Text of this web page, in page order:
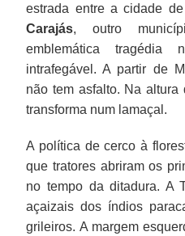
estrada entre a cidade de
Carajás, outro
emblemática
intrafegável. A partir de
não tem asfalto. Na altura
transforma num lamaçal.
A política de cerco à
que tratores abriram os
no tempo da ditadura. A
açaizais dos índios
grileiros. A margem